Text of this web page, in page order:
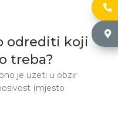
odrediti koji
treba?
je uzeti u obzir
(mjesto